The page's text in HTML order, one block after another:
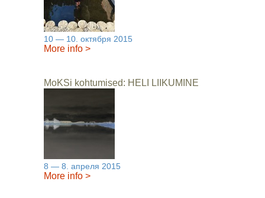
10 — 10. октября 2015
More info >
MoKSi kohtumised: HELI LIIKUMINE
8 — 8. апреля 2015
More info >